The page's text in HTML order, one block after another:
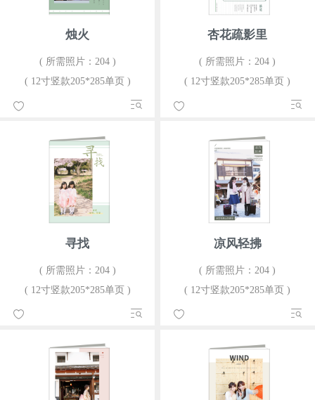
烛火
( 所需照片：204 )
( 12寸竖款205*285单页 )
杏花疏影里
( 所需照片：204 )
( 12寸竖款205*285单页 )
寻找
( 所需照片：204 )
( 12寸竖款205*285单页 )
凉风轻拂
( 所需照片：204 )
( 12寸竖款205*285单页 )